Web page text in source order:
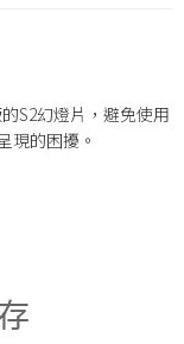
S2幻燈片，避免使用
現的困擾。